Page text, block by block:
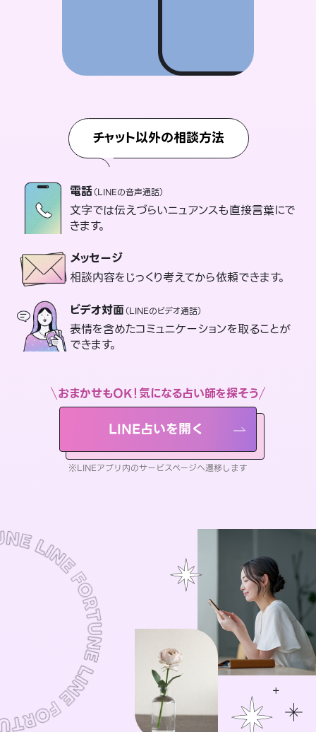
チャット以外の相談方法
電話（LINEの音声通話）
文字では伝えづらいニュアンスも直接言葉にで
きます。
メッセージ
相談内容をじっくり考えてから依頼できます。
ビデオ対面（LINEのビデオ通話）
表情を含めたコミュニケーションを取ることが
できます。
おまかせもOK！気になる占い師を探そう
LINE占いを開く
※LINEアプリ内のサービスページへ遷移します